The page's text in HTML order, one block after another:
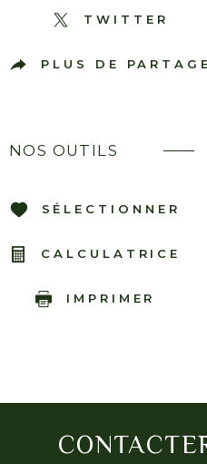
TWITTER
PLUS DE PARTAGE
NOS OUTILS
SÉLECTIONNER
CALCULATRICE
IMPRIMER